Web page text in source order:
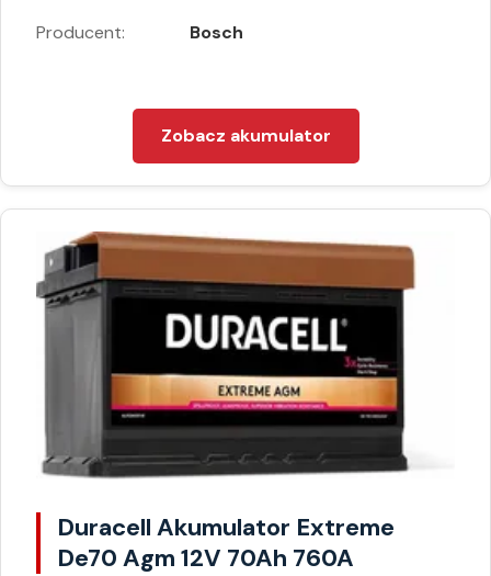
Producent: Bosch
Zobacz akumulator
Duracell Akumulator Extreme
De70 Agm 12V 70Ah 760A